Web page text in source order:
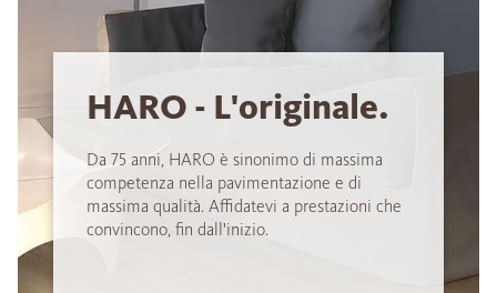
HARO - L'originale.
Da 75 anni, HARO è sinonimo di massima
competenza nella pavimentazione e di
massima qualità. Affidatevi a prestazioni che
convincono, fin dall'inizio.